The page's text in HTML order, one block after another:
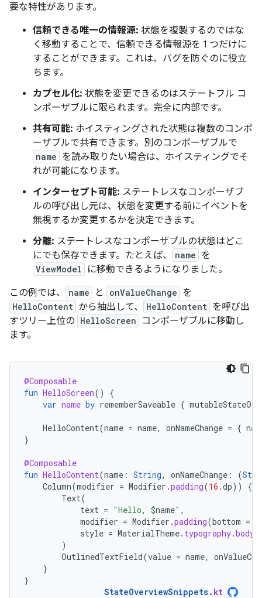
要な特性があります。
信頼できる唯一の情報源: 状態を複製するのではな
く移動することで、信頼できる情報源を 1 つだけに
することができます。これは、バグを防ぐのに役立
ちます。
カプセル化: 状態を変更できるのはステートフル コ
ンポーザブルに限られます。完全に内部です。
共有可能: ホイスティングされた状態は複数のコンポ
ーザブルで共有できます。別のコンポーザブルで
name を読み取りたい場合は、ホイスティングでそ
れが可能になります。
インターセプト可能: ステートレスなコンポーザブ
ルの呼び出し元は、状態を変更する前にイベントを
無視するか変更するかを決定できます。
分離: ステートレスなコンポーザブルの状態はどこ
にでも保存できます。たとえば、
name を
ViewModel
に移動できるようになりました。
この例では、
name と onValueChange を
HelloContent から抽出して、 HelloContent を呼び出
すツリー上位の HelloScreen
コンポーザブルに移動し
ます。
@Composable
fun HelloScreen()
{
var name by rememberSaveable { mutableStateOf
HelloContent(name = name, onNameChange = {
}
@Composable
fun HelloContent(name : String, onNameChange : (
Column(modifier = Modifier .padding(16.dp))
{
Text(
text = "Hello, $name" ,
modifier = Modifier .padding(bottom =
style = MaterialTheme. typography.
)
OutlinedTextField(value = name,
}
}
StateOverviewSnippets. kt